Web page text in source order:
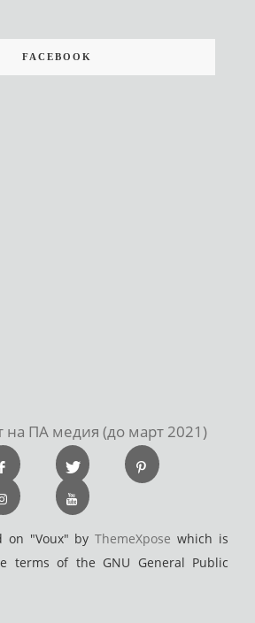
FACEBOOK
на ПА медия (до март 2021)
on "Voux" byThemeXpose which is
terms of the GNU General Public